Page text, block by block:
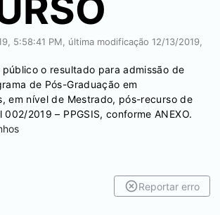
5:58:41 PM , última modificação 12/13/2019,
público o resultado para admissão de
de Pós-Graduação em
em nível de Mestrado, pós-recurso de
2019 – PPGSIS, conforme ANEXO.
Reportar erro